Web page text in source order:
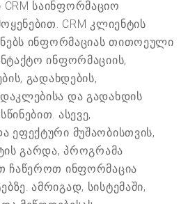
საინფორმაციო
CRM კლიენტის
ინფორმაციას თითოეული
ინფორმაციის,
გადახდების,
და გადახდის
ასევე,
ეფექტური მუშაობისთვის,
გარდა, პროგრამა
ჩაწეროთ ინფორმაცია
ამრიგად, სისტემაში,